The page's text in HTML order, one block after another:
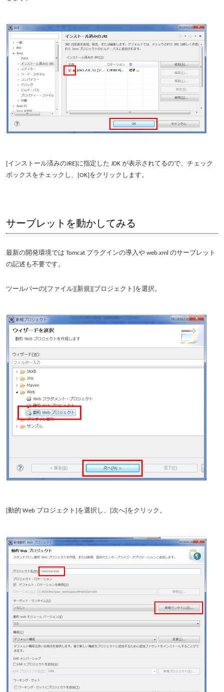
[インストール済みのJRE]に指定した JDK が表示されてるので、チェック
ボックスをチェックし、[OK]をクリックします。
サーブレットを動かしてみる
最新の開発環境では Tomcat プラグインの導入や web.xml のサーブレット
の記述も不要です。
ツールバーの[ファイル][新規][プロジェクト]を選択。
[動的 Web プロジェクト]を選択し、[次へ]をクリック。